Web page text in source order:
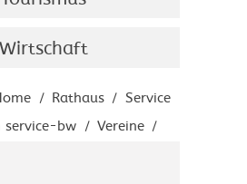
Wirtschaft
/ Rathaus / Service
service-bw / Vereine /
Vereins